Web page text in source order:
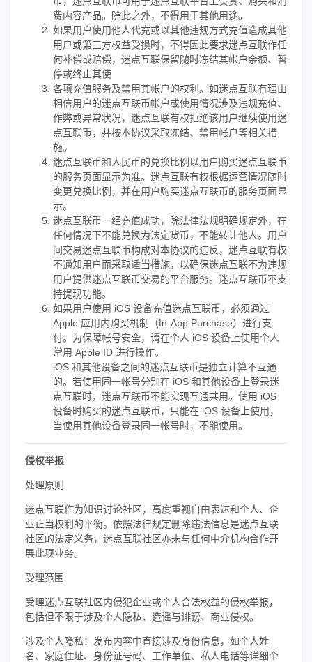
费内容产品。除此之外，不得用于其他用途。
如果用户使用他人代充或以其他违规方式充值造成其他
用户或第三方权益受损时，不得因此要求迷点互联作任
何补偿或赔偿，迷点互联保留随时冻结其帐户余额、暂
停或终止其使
各项充值服务及禁用其帐户的权利。如迷点互联有理由
相信用户的迷点互联币帐户或使用情况涉及违规充值、
作弊或异常状况，迷点互联有权拒绝该用户继续使用迷
点互联币，并按本协议采取冻结、禁用帐户等相关措
施。
迷点互联币和人民币的兑换比例以用户购买迷点互联币
的服务页面显示为准。迷点互联有权根据运营情况随时
变更兑换比例，并在用户购买迷点互联币的服务页面显
示。
迷点互联币一经充值成功，除法律法规明确规定外，在
任何情况下不能兑换为法定货币，不能转让他人。用户
间交易迷点互联币构成对本协议的违反，迷点互联有权
不通知用户而采取适当措施，以确保迷点互联不为违规
用户提供迷点互联币交易的平台服务。迷点互联币不支
持提现功能。
如果用户使用 iOS 设备充值迷点互联币，必须通过
Apple 应用内购买机制（In-App Purchase）进行支
付。为保障帐号安全，请在个人 iOS 设备上使用个人
常用 Apple ID 进行操作。
iOS 和其他设备之间的迷点互联币是独立计算不互通
的。若使用同一帐号分别在 iOS 和其他设备上登录迷
点互联时，迷点互联币不能实现互通共用。使用 iOS
设备时购买的迷点互联币，只能在 iOS 设备上使用，
当使用其他设备登录同一帐号时，不能使用。
侵权举报
处理原则
迷点互联作为知识讨论社区，高度重视自由表达和个人、企
业正当权利的平衡。依照法律规定删除违法信息是迷点互联
社区的法定义务，迷点互联社区亦未与任何中介机构合作开
展此项业务。
受理范围
受理迷点互联社区内侵犯企业或个人合法权益的侵权举报，
包括但不限于涉及个人隐私、造谣与诽谤、商业侵权。
涉及个人隐私：发布内容中直接涉及身份信息，如个人姓
名、家庭住址、身份证号码、工作单位、私人电话等详细个